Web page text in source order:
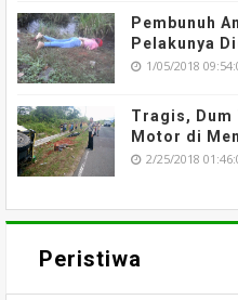
Pembunuh
Pelakunya
1/05/2018
Tragis, Dum
Motor di
2/25/2018
Peristiwa